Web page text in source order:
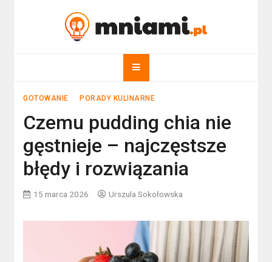
mniami.pl
GOTOWANIE PORADY KULINARNE
Czemu pudding chia nie
gęstnieje – najczęstsze
błędy i rozwiązania
15 marca 2026 Urszula Sokołowska